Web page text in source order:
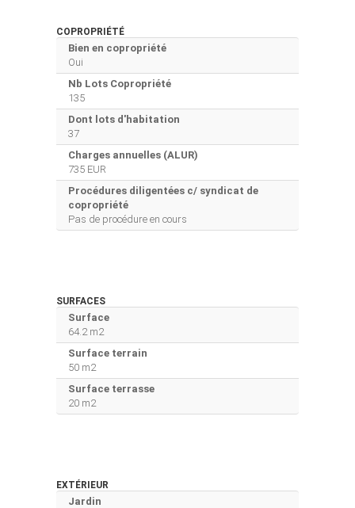
COPROPRIÉTÉ
Bien en copropriété
Oui
Nb Lots Copropriété
135
Dont lots d'habitation
37
Charges annuelles (ALUR)
735 EUR
Procédures diligentées c/ syndicat de
copropriété
Pas de procédure en cours
SURFACES
Surface
64.2 m2
Surface terrain
50 m2
Surface terrasse
20 m2
EXTÉRIEUR
Jardin